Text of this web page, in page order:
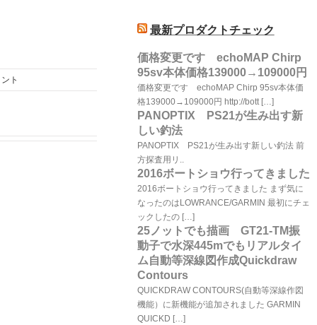
ト
最新プロダクトチェック
価格変更です echoMAP Chirp
95sv本体価格139000→109000円
価格変更です echoMAP Chirp 95sv本体価
格139000→109000円 http://bott […]
PANOPTIX PS21が生み出す新
しい釣法
PANOPTIX PS21が生み出す新しい釣法 前
方探査用リ..
2016ボートショウ行ってきました
2016ボートショウ行ってきました まず気に
なったのはLOWRANCE/GARMIN 最初にチェ
ックしたの […]
25ノットでも描画 GT21-TM振
動子で水深445mでもリアルタイ
ム自動等深線図作成Quickdraw
Contours
QUICKDRAW CONTOURS(自動等深線作図
機能）に新機能が追加されました GARMIN
QUICKD […]